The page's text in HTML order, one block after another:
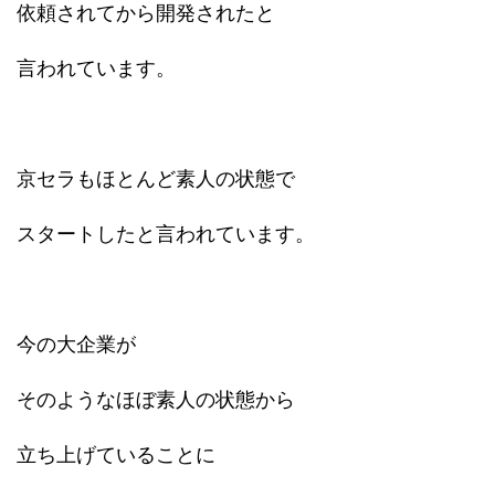
依頼されてから開発されたと
言われています。
京セラもほとんど素人の状態で
スタートしたと言われています。
今の大企業が
そのようなほぼ素人の状態から
立ち上げていることに